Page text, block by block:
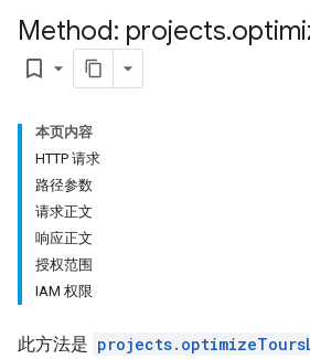
Method: projects.
bookmark_border
本页内容
HTTP 请求
路径参数
请求正文
响应正文
授权范围
IAM 权限
此方法是